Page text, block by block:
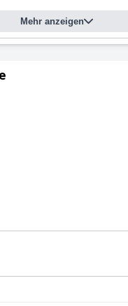
Mehr anzeigen